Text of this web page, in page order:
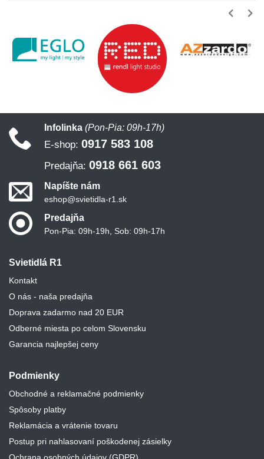
Svietidlá R1
Kontakt
O nás - naša predajňa
Doprava zadarmo nad 20 EUR
Odberné miesta po celom Slovensku
Garancia najlepšej ceny
Podmienky
Obchodné a reklamačné podmienky
Spôsoby platby
Reklamácia a vrátenie tovaru
Postup pri nahlasovaní poškodenej zásielky
Infolinka (Pon-Pia: 09h-17h)
E-shop: 0917 583 108
Predajňa: 0918 661 603
Napíšte nám
eshop@svietidla-r1.sk
Predajňa
Pon-Pia: 09h-19h, Sob: 09h-17h